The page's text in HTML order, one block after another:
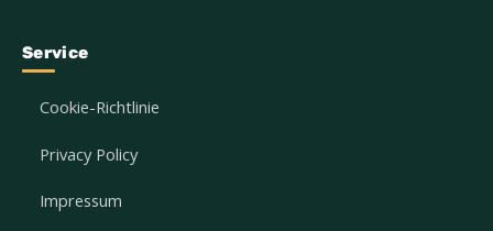
Service
Cookie-Richtlinie
Privacy Policy
Impressum